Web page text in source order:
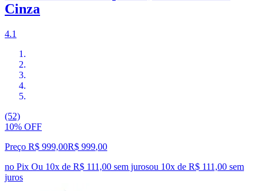
Cinza
4.1
(52)
10% OFF
Preço R$ 999,00R$ 999,00
no Pix Ou 10x de R$ 111,00 sem jurosou 10x de R$ 111,00 sem
juros